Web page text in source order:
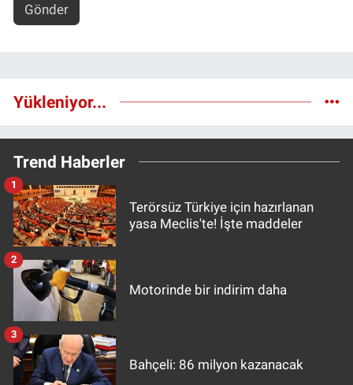
Gönder
Yükleniyor...
Trend Haberler
Terörsüz Türkiye için hazırlanan
yasa Meclis'te! İşte maddeler
1
Motorinde bir indirim daha
2
Bahçeli: 86 milyon kazanacak
3